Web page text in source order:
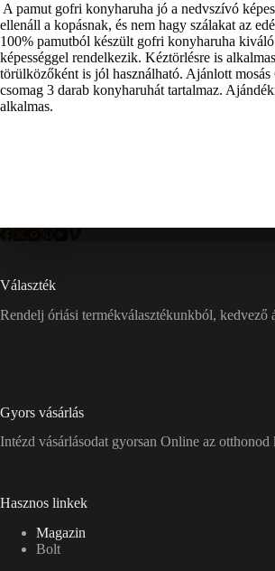
A pamut gofri konyharuha jó a nedvszívó
ellenáll a kopásnak, és nem hagy szálakat az
100% pamutból készült gofri konyharuha
képességgel rendelkezik. Kéztörlésre is
törülközőként is jól használható. Ajánlott mosás
csomag 3 darab konyharuhát tartalmaz.
alkalmas.
Választék
Rendelj óriási termékválasztékunkból, kedvező
Gyors vásárlás
Intézd vásárlásodat gyorsan Online az
Hasznos linkek
Magazin
Bolt